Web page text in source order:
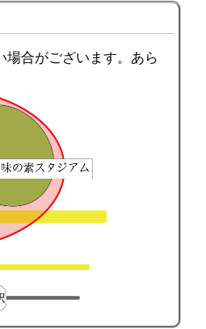
場合がございます。あら